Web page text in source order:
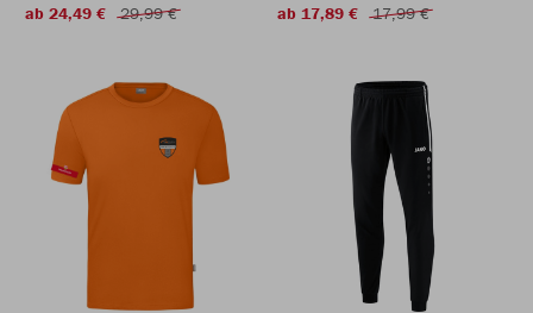
ab 24,49 €
29,99 €
ab 17,89 €
17,99 €